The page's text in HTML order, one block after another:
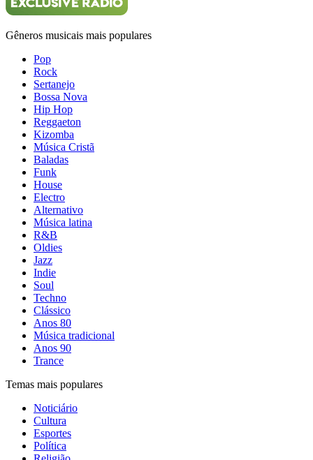
Gêneros musicais mais populares
Pop
Rock
Sertanejo
Bossa Nova
Hip Hop
Reggaeton
Kizomba
Música Cristã
Baladas
Funk
House
Electro
Alternativo
Música latina
R&B
Oldies
Jazz
Indie
Soul
Techno
Clássico
Anos 80
Música tradicional
Anos 90
Trance
Temas mais populares
Noticiário
Cultura
Esportes
Política